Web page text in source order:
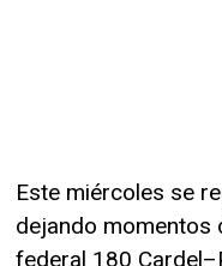
Este miércoles se
dejando momentos
federal 180